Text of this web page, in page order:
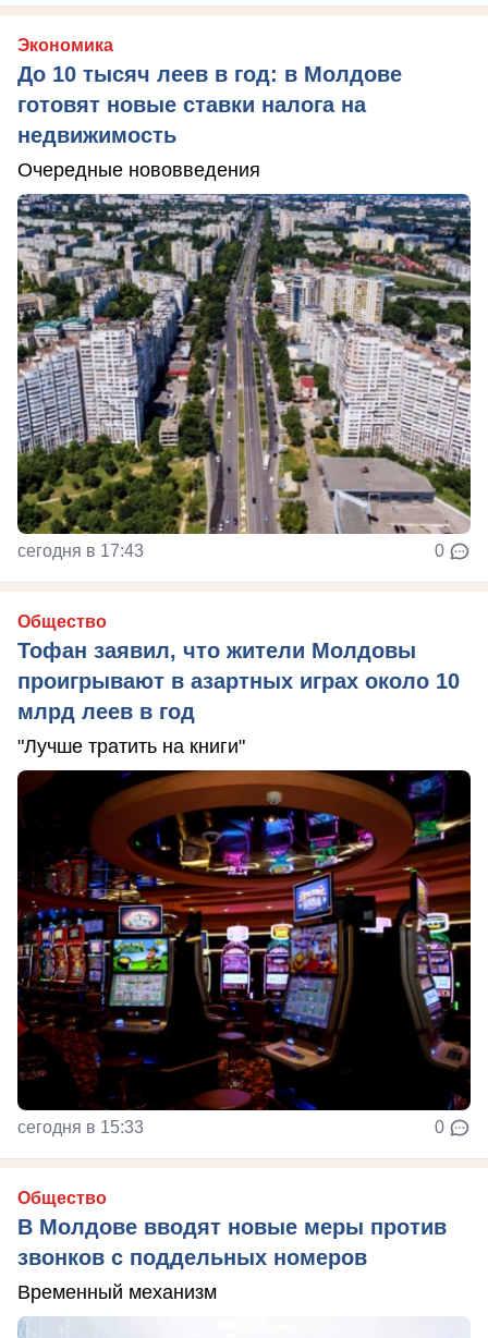
Экономика
До 10 тысяч леев в год: в Молдове
готовят новые ставки налога на
недвижимость
Очередные нововведения
сегодня в 17:43 0
Общество
Тофан заявил, что жители Молдовы
проигрывают в азартных играх около 10
млрд леев в год
"Лучше тратить на книги"
сегодня в 15:33 0
Общество
В Молдове вводят новые меры против
звонков с поддельных номеров
Временный механизм